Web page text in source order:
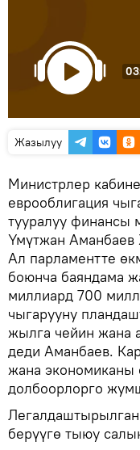
Жазылуу
Министрлер
еврооблигация
тууралуу финансы
Үмүтжан
Ал парламентте
боюнча баяндама
миллиард 700
чыгарууну
жылга чейин жана
деди Аманбаев.
жана экономиканы
долбоорлорго
берүүгө тыюу